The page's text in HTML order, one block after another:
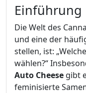
Einführung
Die Welt des
und eine der
stellen, ist:
wählen?“
Auto Cheese gibt
feminisierte